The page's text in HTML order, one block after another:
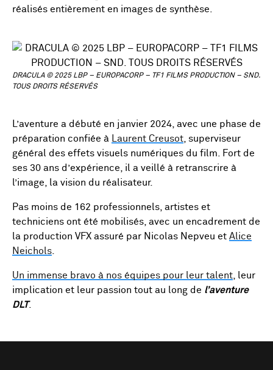
réalisés entièrement en images de synthèse.
DRACULA © 2025 LBP – EUROPACORP – TF1 FILMS PRODUCTION – SND.
TOUS DROITS RÉSERVÉS
L’aventure a débuté en janvier 2024, avec une phase de
préparation confiée à
Laurent Creusot , superviseur
général des effets visuels numériques du film. Fort de
ses 30 ans d’expérience, il a veillé à retranscrire à
l’image, la vision du réalisateur.
Pas moins de 162 professionnels, artistes et
techniciens ont été mobilisés, avec un encadrement de
la production VFX assuré par Nicolas Nepveu et Alice
Neichols
Un immense bravo à nos équipes pour leur talent , leur
implication et leur passion tout au long de l’aventure
DLT.